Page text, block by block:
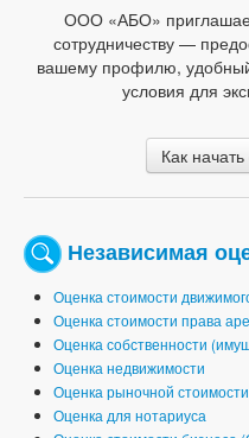
ООО «АБО»
сотрудничеству —
вашему профилю,
условия для
Как
Независимая
Оценка стоимости
Оценка стоимости права
Оценка собственности
Оценка недвижимости
Оценка рыночной
Оценка для нотариуса